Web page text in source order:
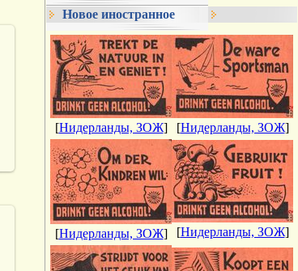
Новое иностранное
[Нидерланды, ЗОЖ] [Нидерланды, ЗОЖ]
[Нидерланды, ЗОЖ] [Нидерланды, ЗОЖ]